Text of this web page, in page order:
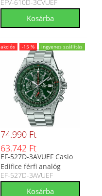
EFV-610D-3CVUEF
akciós -15 % ingyenes szállítás
74.990 Ft
63.742 Ft
EF-527D-3AVUEF Casio
Edifice férfi analóg
karóra
EF-527D-3AVUEF